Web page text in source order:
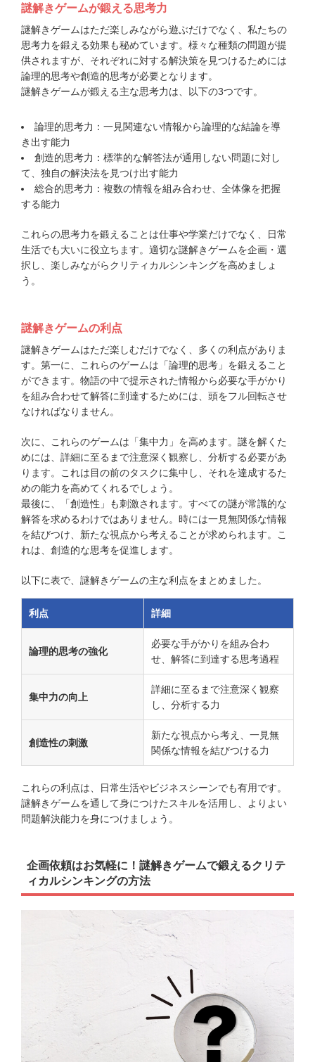
謎解きゲームが鍛える思考力
謎解きゲームはただ楽しみながら遊ぶだけでなく、私たちの
思考力を鍛える効果も秘めています。様々な種類の問題が提
供されますが、それぞれに対する解決策を見つけるためには
論理的思考や創造的思考が必要となります。
謎解きゲームが鍛える主な思考力は、以下の3つです。
論理的思考力：一見関連ない情報から論理的な結論を導
き出す能力
創造的思考力：標準的な解答法が通用しない問題に対し
て、独自の解決法を見つけ出す能力
総合的思考力：複数の情報を組み合わせ、全体像を把握
する能力
これらの思考力を鍛えることは仕事や学業だけでなく、日常
生活でも大いに役立ちます。適切な謎解きゲームを企画・選
択し、楽しみながらクリティカルシンキングを高めましょ
う。
謎解きゲームの利点
謎解きゲームはただ楽しむだけでなく、多くの利点がありま
す。第一に、これらのゲームは「論理的思考」を鍛えること
ができます。物語の中で提示された情報から必要な手がかり
を組み合わせて解答に到達するためには、頭をフル回転させ
なければなりません。
次に、これらのゲームは「集中力」を高めます。謎を解くた
めには、詳細に至るまで注意深く観察し、分析する必要があ
ります。これは目の前のタスクに集中し、それを達成するた
めの能力を高めてくれるでしょう。
最後に、「創造性」も刺激されます。すべての謎が常識的な
解答を求めるわけではありません。時には一見無関係な情報
を結びつけ、新たな視点から考えることが求められます。こ
れは、創造的な思考を促進します。
以下に表で、謎解きゲームの主な利点をまとめました。
利点 詳細
論理的思考の強化
必要な手がかりを組み合わ
せ、解答に到達する思考過程
集中力の向上
詳細に至るまで注意深く観察
し、分析する力
創造性の刺激
新たな視点から考え、一見無
関係な情報を結びつける力
これらの利点は、日常生活やビジネスシーンでも有用です。
謎解きゲームを通して身につけたスキルを活用し、よりよい
問題解決能力を身につけましょう。
企画依頼はお気軽に！謎解きゲームで鍛えるクリテ
ィカルシンキングの方法